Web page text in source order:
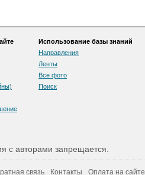
Использование базы знаний
Направления
Ленты
Все фото
Поиск
с авторами запрещается.
связь Контакты Оплата на сайте